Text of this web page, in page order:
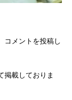
コメントを投稿し
掲載しておりま